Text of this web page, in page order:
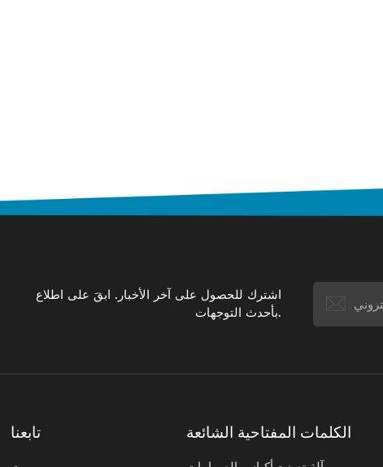
اشترك للحصول على آخر الأخبار. ابقَ على اطلاع
بأحدث التوجهات.
تابعنا الكلمات المفتاحية الشائعة